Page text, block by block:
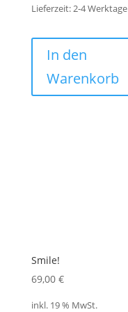
Lieferzeit:2-4 Werktage
In den
Warenkorb
Smile!
69,00 €
inkl. 19 % MwSt.